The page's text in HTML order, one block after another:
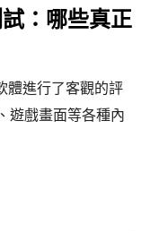
：哪些真正
體進行了客觀的評
遊戲畫面等各種內